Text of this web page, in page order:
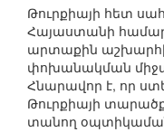
Թուրքիայի հետ
Հայաստանի
արտաքին
փոխանակման
Հնարավոր է, որ
Թուրքիայի
տանող